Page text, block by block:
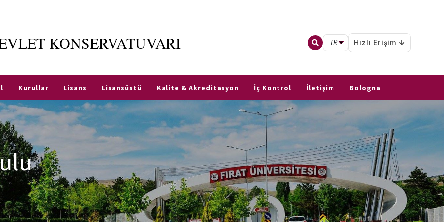
KONSERVATUVARI TR Hızlı Erişim
Kurullar Lisans Lisansüstü Kalite & Akreditasyon İç Kontrol İletişim Bologna